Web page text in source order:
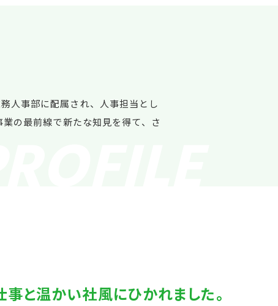
人事部に配属され、人事担当とし
の最前線で新たな知見を得て、さ
と温かい社風にひかれました。